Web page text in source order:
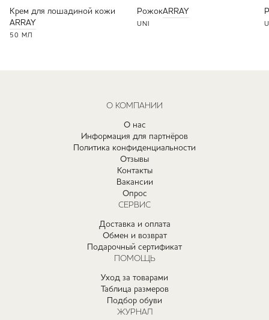
Крем для лошадиной кожи
ARRAY
50 МЛ
РожокARRAY
UNI
О КОМПАНИИ
О нас
Информация для партнёров
Политика конфиденциальности
Отзывы
Контакты
Вакансии
Опрос
СЕРВИС
Доставка и оплата
Обмен и возврат
Подарочный сертификат
ПОМОЩЬ
Уход за товарами
Таблица размеров
Подбор обуви
ЖУРНАЛ